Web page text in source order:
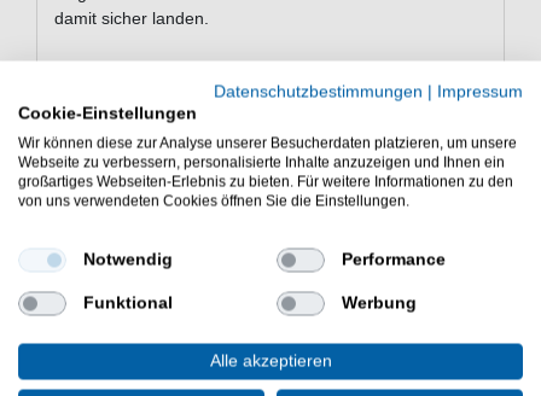
damit sicher landen.
Merkmale der Behr Meereshaken
Angelhaken für Norwegen, Dänemark und Island
Meereshaken für Dorsch, Köhler, Pollack und
Heilbutt
Größen zur Auswahl: 1/0, 2/0, 3/0, 6/0 und 8/0
Packungsinhalt: 5 Behr Meeresdrillinge
Meeresdrillinge - Die Behr Meersdrillinge sind gute
Drillinge zum Meeresangeln in Norwegen, Island und
Datenschutzbestimmungen | Impressum
Cookie-Einstellungen
Wir können diese zur Analyse unserer Besucherdaten platzieren, um unsere
Webseite zu verbessern, personalisierte Inhalte anzuzeigen und Ihnen ein
großartiges Webseiten-Erlebnis zu bieten. Für weitere Informationen zu den
von uns verwendeten Cookies öffnen Sie die Einstellungen.
Notwendig Performance
Funktional Werbung
Alle akzeptieren